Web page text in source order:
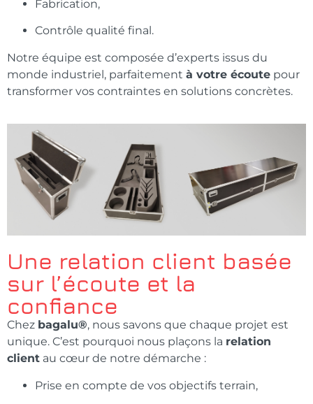
Fabrication,
Contrôle qualité final.
Notre équipe est composée d’experts issus du
monde industriel, parfaitement à votre écoute pour
transformer vos contraintes en solutions concrètes.
Une relation client basée
sur l’écoute et la
confiance
Chez bagalu®, nous savons que chaque projet est
unique. C’est pourquoi nous plaçons la relation
client au cœur de notre démarche :
Prise en compte de vos objectifs terrain,